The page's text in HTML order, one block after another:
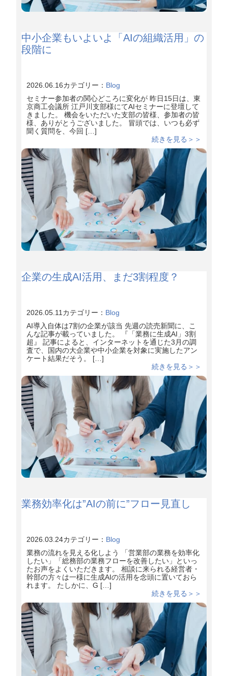
中小企業もいよいよ「AIの組織活用」の
段階に
2026.06.16カテゴリー： Blog
セミナー参加者の関心どころに変化が 昨日15日は、東
京商工会議所 江戸川支部様にてAIセミナーに登壇して
きました。 機会をいただいた支部の皆様、参加者の皆
様、ありがとうございました。 冒頭では、いつも必ず
聞く質問を、今回 […]
続きを見る＞＞
企業の生成AI活用、まだ3割程度？
2026.05.11 カテゴリー： Blog
AI導入自体は7割の企業が該当 先週の読売新聞に、こ
んな記事が載っていました。 『「業務に生成AI」3割
超』 記事によると、インターネットを通じた3月の調
査で、国内の大企業や中小企業を対象に実施したアン
ケート結果だそう。 […]
続きを見る＞＞
業務効率化は”AIの前に”フロー見直し
2026.03.24カテゴリー： Blog
業務の流れを見える化しよう 「営業部の業務を効率化
したい」「総務部の業務フローを改善したい」といっ
たお声をよくいただきます。 相談に来られる経営者・
幹部の方々は一様に生成AIの活用を念頭に置いておら
れます。 たしかに、G […]
続きを見る＞＞